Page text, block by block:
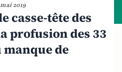
2019
casse-tête des
profusion des 33
manque de